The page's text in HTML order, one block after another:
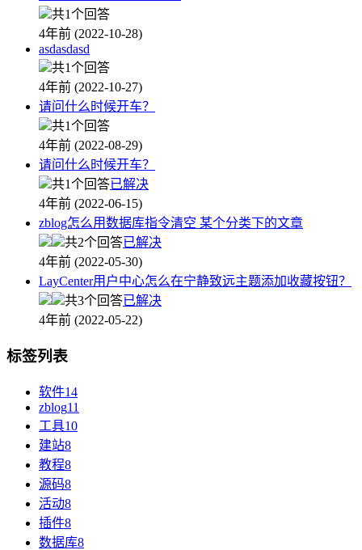
共1个回答
4年前 (2022-10-28)
asdasdasd
共1个回答
4年前 (2022-10-27)
请问什么时候开车？
共1个回答
4年前 (2022-08-29)
请问什么时候开车？
共1个回答已解决
4年前 (2022-06-15)
zblog怎么用数据库指令清空 某个分类下的文章
共2个回答已解决
4年前 (2022-05-30)
LayCenter用户中心怎么在宁静致远主题添加收藏按钮？
共3个回答已解决
4年前 (2022-05-22)
标签列表
软件14
zblog11
工具10
建站8
教程8
源码8
活动8
插件8
数据库8